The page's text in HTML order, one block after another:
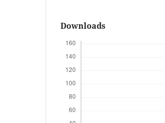
Downloads